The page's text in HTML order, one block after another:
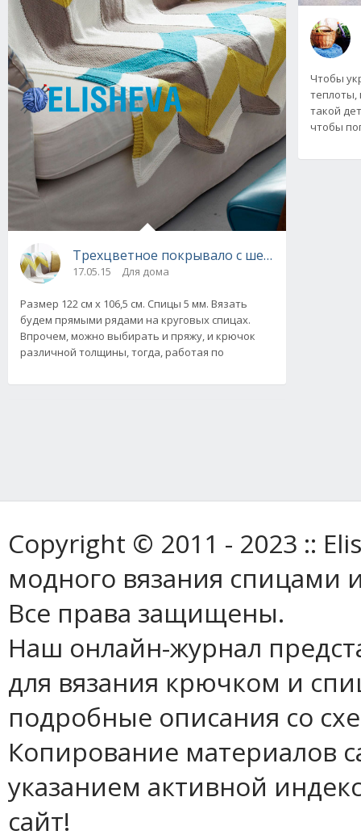
Трехцветное покрывало с шевронами от
17.05.15 Для дома
Размер 122 см х 106,5 см. Спицы 5 мм. Вязать
будем прямыми рядами на круговых спицах.
Впрочем, можно выбирать и пряжу, и крючок
различной толщины, тогда, работая по
Чтобы
теплоты,
такой
чтобы
Copyright © 2011 - 2023 ::
модного вязания спицами
Все права защищены.
Наш онлайн-журнал
для вязания крючком и
подробные описания со
Копирование материалов
указанием активной
сайт!